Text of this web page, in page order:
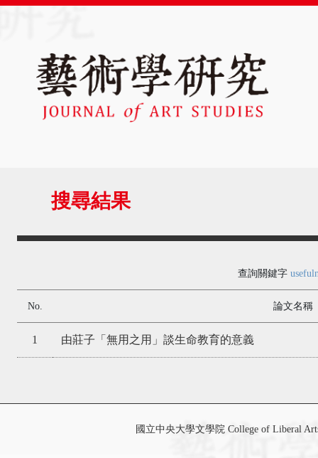
搜尋結果
查詢關鍵字
No. 論文名稱
1 由莊子「無用之用」談生命教育的意義
國立中央大學文學院 College of Liberal